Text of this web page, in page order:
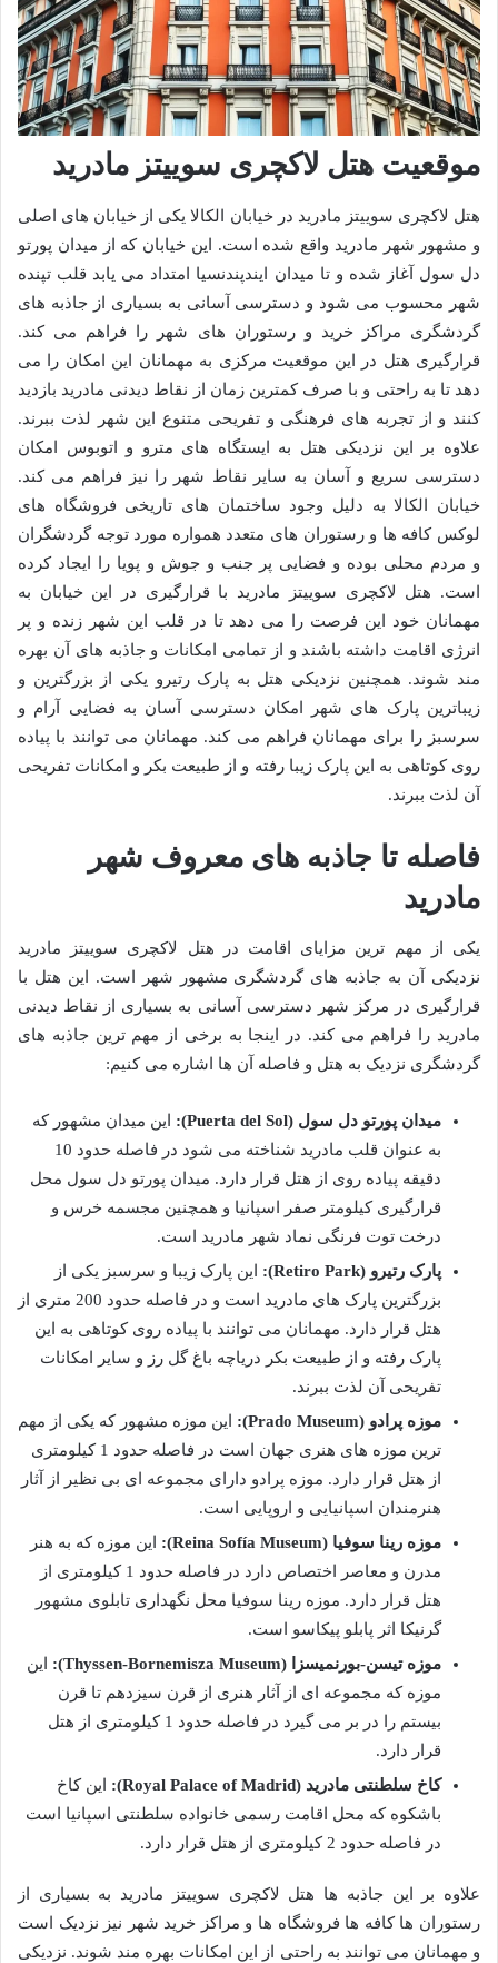
موقعیت هتل لاکچری سوییتز مادرید
هتل لاکچری سوییتز مادرید در خیابان الکالا یکی از خیابان های اصلی
و مشهور شهر مادرید واقع شده است. این خیابان که از میدان پورتو
دل سول آغاز شده و تا میدان ایندپندنسیا امتداد می یابد قلب تپنده
شهر محسوب می شود و دسترسی آسانی به بسیاری از جاذبه های
گردشگری مراکز خرید و رستوران های شهر را فراهم می کند.
قرارگیری هتل در این موقعیت مرکزی به مهمانان این امکان را می
دهد تا به راحتی و با صرف کمترین زمان از نقاط دیدنی مادرید بازدید
کنند و از تجربه های فرهنگی و تفریحی متنوع این شهر لذت ببرند.
علاوه بر این نزدیکی هتل به ایستگاه های مترو و اتوبوس امکان
دسترسی سریع و آسان به سایر نقاط شهر را نیز فراهم می کند.
خیابان الکالا به دلیل وجود ساختمان های تاریخی فروشگاه های
لوکس کافه ها و رستوران های متعدد همواره مورد توجه گردشگران
و مردم محلی بوده و فضایی پر جنب و جوش و پویا را ایجاد کرده
است. هتل لاکچری سوییتز مادرید با قرارگیری در این خیابان به
مهمانان خود این فرصت را می دهد تا در قلب این شهر زنده و پر
انرژی اقامت داشته باشند و از تمامی امکانات و جاذبه های آن بهره
مند شوند. همچنین نزدیکی هتل به پارک رتیرو یکی از بزرگترین و
زیباترین پارک های شهر امکان دسترسی آسان به فضایی آرام و
سرسبز را برای مهمانان فراهم می کند. مهمانان می توانند با پیاده
روی کوتاهی به این پارک زیبا رفته و از طبیعت بکر و امکانات تفریحی
آن لذت ببرند.
فاصله تا جاذبه های معروف شهر
مادرید
یکی از مهم ترین مزایای اقامت در هتل لاکچری سوییتز مادرید
نزدیکی آن به جاذبه های گردشگری مشهور شهر است. این هتل با
قرارگیری در مرکز شهر دسترسی آسانی به بسیاری از نقاط دیدنی
مادرید را فراهم می کند. در اینجا به برخی از مهم ترین جاذبه های
گردشگری نزدیک به هتل و فاصله آن ها اشاره می کنیم:
میدان پورتو دل سول (Puerta del Sol):
این میدان مشهور که
به عنوان قلب مادرید شناخته می شود در فاصله حدود 10
دقیقه پیاده روی از هتل قرار دارد. میدان پورتو دل سول محل
قرارگیری کیلومتر صفر اسپانیا و همچنین مجسمه خرس و
درخت توت فرنگی نماد شهر مادرید است.
پارک رتیرو (Retiro Park):
این پارک زیبا و سرسبز یکی از
بزرگترین پارک های مادرید است و در فاصله حدود 200 متری از
هتل قرار دارد. مهمانان می توانند با پیاده روی کوتاهی به این
پارک رفته و از طبیعت بکر دریاچه باغ گل رز و سایر امکانات
تفریحی آن لذت ببرند.
موزه پرادو (Prado Museum):
این موزه مشهور که یکی از مهم
ترین موزه های هنری جهان است در فاصله حدود 1 کیلومتری
از هتل قرار دارد. موزه پرادو دارای مجموعه ای بی نظیر از آثار
هنرمندان اسپانیایی و اروپایی است.
موزه رینا سوفیا (Reina Sofía Museum):
این موزه که به هنر
مدرن و معاصر اختصاص دارد در فاصله حدود 1 کیلومتری از
هتل قرار دارد. موزه رینا سوفیا محل نگهداری تابلوی مشهور
گرنیکا اثر پابلو پیکاسو است.
موزه تیسن-بورنمیسزا (Thyssen-Bornemisza Museum):
این
موزه که مجموعه ای از آثار هنری از قرن سیزدهم تا قرن
بیستم را در بر می گیرد در فاصله حدود 1 کیلومتری از هتل
قرار دارد.
کاخ سلطنتی مادرید (Royal Palace of Madrid):
این کاخ
باشکوه که محل اقامت رسمی خانواده سلطنتی اسپانیا است
در فاصله حدود 2 کیلومتری از هتل قرار دارد.
علاوه بر این جاذبه ها هتل لاکچری سوییتز مادرید به بسیاری از
رستوران ها کافه ها فروشگاه ها و مراکز خرید شهر نیز نزدیک است
و مهمانان می توانند به راحتی از این امکانات بهره مند شوند. نزدیکی